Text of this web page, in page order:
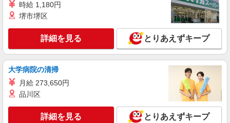
時給1290円〜1340円 ※経験等による ★希望収
入がありましたら、ご相談いただければ希望条件
支給 ★上記金額は働きがい向上手当を含みます。
★働きがい向上手当※26年6月改定（地域により異
なる） 社会保険加入者は更に＋50円
東京都調布市多摩川3丁目17-1
キープ 詳細を見る
そんぽの家Ｓ 国領
NEW
時給1270円〜1320円 ※経験等による ★希望収
入がありましたら、ご相談いただければ希望条件
時給 1,180円
堺市堺区
詳細を見る とりあえずキープ
大学病院の清掃
月給 273,650円
品川区
詳細を見る とりあえずキープ